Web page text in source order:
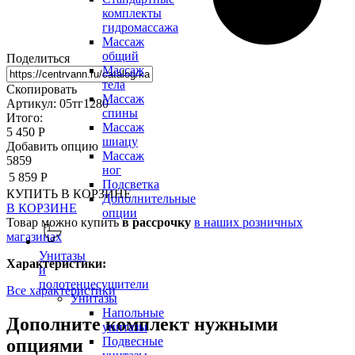
комплекты
гидромассажа
Массаж
общий
Массаж
тела
Массаж
спины
Массаж
шиацу
Массаж
ног
Подсветка
Дополнительные
опции
Унитазы
и
полотенцесушители
Унитазы
Напольные
унитазы
Подвесные
Поделиться
Скопировать
Артикул: 05тг1280
Итого:
5 450 Р
Добавить опцию
5859
5 859 Р
КУПИТЬ В КОРЗИНЕ
В КОРЗИНЕ
Товар можно купитьв рассрочку в наших розничных
магазинах
Характеристики:
Все характеристики
Дополните комплект нужными
опциями